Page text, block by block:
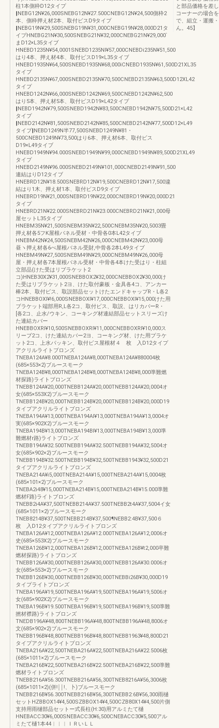
柱1本側枠D12タイプ
‖NEBG12N¥26,000SNEBG12N¥27.500CNEBG12N¥24,500側枠2
本、側枠押え材2本、取付ビスD9タイプ
‖NEBG19N¥29,500SNEBG19N¥31,000CNEBG19N¥28,000D21タ
イプHNEBG21N¥30,500SNEBG21N¥32,000CNEBG21N¥29,000`
まD12×L35タイブ
HNEBD1235N¥54,0001SNEBD1235NI¥57,000CNEBDi235N¥51,500
はり4本、押え材4本、取付ビスD19×L35タイブ
HNEBD1935N¥64,500SNEBD1935N¥68,000iCNEBD1935N¥61,500D21XL35
タイプ
HNEBD2135N¥67,000SNEBD2135N¥70,500CNEBD2135N¥63,500D12XL42
タイプ
HNEBD1242N¥66,000SNEBD1242N¥69,500CNEBD1242N¥62,500
はり5本、押え材5本、取付ビスD19×L42タイプ
‖NEBD1942N¥79,500SNEBD1942N¥83,500CNEBD1942N¥75,500D21×L42
タイプ
‖NEBD2142N¥81,500SNEBD2142N¥85,500CNEBD2142N¥77,500D12×L49
タイブ‖NEBD1249N半77,500SNEBD1249N¥81・
500CNEBD1249N¥73,500はり6本、押え材6本、取付ビス
D19×L49タイブ
HNEBD1949N¥94.000SNEBD1949N¥99,000CNEBD1949N¥89,500D21XL49
タイプ
HNEBD2149N¥96.000SNEBD2149N¥101,000CNEBD2149N¥91,500
連結はりD12タイブ
HNEBRD12N¥18.500SNEBRD12N¥19,500CNEBRD12N¥17,500違
結はり1木、押え材1本、取付ビスD9タイプ
HNEBRD19N¥21,000SNEBRD19N¥22,000CNEBRD19N¥20,000D21
タイプ
HNEBRD21N¥22.000SNEBRD21N¥23.000CNEBRD21N¥21,000母
屋セットL35タイブ
HNEBM35N¥21,500SNEBM35N¥22,500CNEBM35N¥20,5003畳
押え材各5フK屋根バネル受材・中骨各0本L42タイブ
HNEBM42N¥24,500SNEBM42N¥26,000CNEBM42N¥23,000母
昼ヽ押え材各6べ屋根バネル受財,中骨各2本L49タイブ
HNEBM49N¥27,500SNEBM49N¥29,000CNEBM49N¥26,000母
屋・押え材各7本屋根バネル受材・中骨各4本けた受はり・柱組
立部品(けた受はリブラケット2
コ)HNEB30X2¥31,000SNEBBOX2¥32,000CNEBBOX2¥30,000け
た受はリブラケット2ヨ、けた取付豪板・金具各4コ、アンカー
棒2本、取付ビス、取説部品セットけたエンドキャップR・L各2
コHNEBBOXl¥!6,000SNEBBOXI¥17,000CNEBBOXI¥15,000けた用
ブラケット端部用R,L各2コ、取付ビス、取説、はリカバーR・
[各2コ、止水/ウキン、コーキング材連結部品セットスリーズけ
た連結カバー
HNEBBOXRI¥10,500SNEBBOXRI¥11,000CNEBBOXRI¥10,000ス
リーブ2コ、けた連結カバー2ヨ、コーキング材、けた用プラケ
ット2コ、上水パッキン、取付ビス屋根材４ 枚 入D12タイプ
アクリルライトブロンズ
TNEBA124A¥8.000TNEBA124A¥8,000TNEBA124A¥880004枚
(685×553×2)ブルースモーク
TNEBA124B¥8,000TNEBA124B¥8,000TNEBA124B¥8,000準難燃
材探路)ライトブロンズ
TNEBB124A¥20,000TNEBB124A¥20,000TNEBB124A¥20,0004オ
女(685×553X2)ブルースモーク
TNEBB124B¥20,000TNEBB124B¥20,000TNEBB124B¥20,000D19
タイプアクリルライトブロンズ
TNEBA194A¥13,000TNEBA194AI¥13,000TNEBA194A¥13,0004オ
実(685×902X2)ブルースモーク
TNEBA194B¥13,000TNEBA194BI¥13,000TNEBA194B¥13,000準
難燃材r路)ライトブロンズ
TNEBB194A¥32.500TNEBB194A¥32.500TNEBB194A¥32,5004オ
女(685×902×2)ブルースモーク
TNEBB194B¥32.500TNEBB194B¥32,500TNEBB1943¥32,500D21
タイプアクリルライトブロンズ
TNEBA214A¥i5,000TNEBA214A¥15,000TNEBA214A¥15,0004枚
(685×101×2)ブルースモーク
TNEBA2i48¥15,000TNEBA214B¥15,000TNEBA214B¥15.000準難
燃材F路)ライトブロンズ
TNEBB2i4A¥37,500TNEBB214A¥37.500TNEBB2t4A¥37,5004イ女
(685×1011×2)ブルースモーク
TNEB8214B¥37,500TNEBB214B¥37,500¶NEBB2:4B¥37,500６
枚 入D12タイプアクリルライトブロンズ
TNEBA126A¥12,000TNEBA126A¥12.000TNEBA126A¥12,0006オ
史(685×553X2)ブルースモーク
TNEBA126B¥12,000TNEBA126B¥12,000TNEBA126B¥t2,000卒難
燃材探路)ライトブロンズ
TNEBB126A¥30,000TNEBB126A¥30,000TNEBB126A¥30.0006オ
女(685×553×2)ブルースモーク
TNEBB126B¥30,000TNEBB126B¥30,000TNEBBi26B¥30,000D19
タイプライトプロンズ
TNEBA196A¥19,500TNEBA196A¥19,500TNEBA196A¥19,5006オ
女(685×902X2)ブルースモーク
TNEBA196B¥19.500TNEBA196B¥19,500TNEBA196B¥19,500準難
撚材襟路)ライトブロンズ
TNEDB196A¥48,800TNEBB196A¥48,800TNEBB196A¥48,8006オ
文(685×902×2)ブルースモーク
TNEBB196B¥48,800TNEBB196B¥48,800TNEBB1963¥48,800D21
タイプアクリルライトブロンズ
TNEBA216A¥22,500TNEBA216A¥22,500TNEBA216A¥22.5006枚
(685×1011×2)ブルースモーク
TNEBA216B¥22,500TNEBA216B¥22.500TNEBA216B¥22,500準難
燃材ライトブロンズ
TNEBB216A¥56.300TNEBB216A¥56,300TNEB8216A¥56,3006枚
(685×1011×2)(併!￨￨!、卜)ブルースモーク
TNEBB216B¥56.300TNEBB216B¥56,300TNEBB2:6B¥56,300雨樋
セットHZBBOX14¥4,500SZBBOX14¥4,500CZB80X14¥4,500片側
支持用雨樋部品セットー式長柱(H:30)用アルミたて樋
HNEBACC30¥6,000SNEBACC30¥6,500CNEBACC30¥5,500アル
ミたて樋1本44︱︱︱ＩＲいＬＬ
と部品価格を差
コーナーの場合
で、組立・運搬
ん。45】